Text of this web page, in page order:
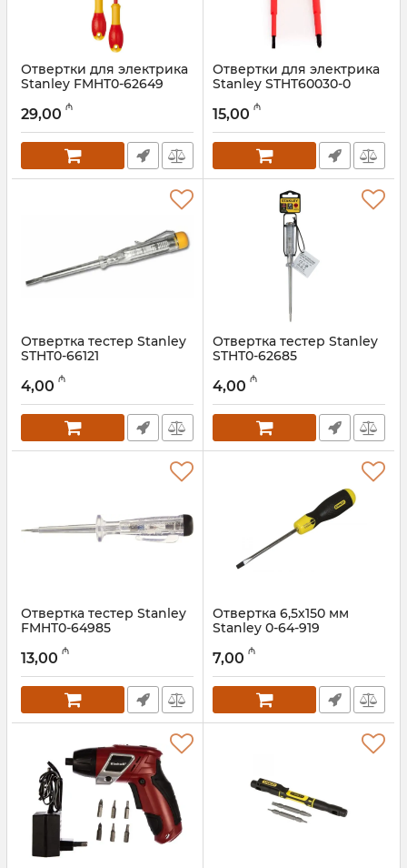
Отвертки для электрика
Stanley FMHT0-62649
29,00 ₼
Отвертки для электрика
Stanley STHT60030-0
Артикул:
15,00 ₼
Отвертка тестер Stanley
STHT0-66121
Артикул:
4,00 ₼
Отвертка тестер Stanley
STHT0-62685
Артикул:
4,00 ₼
Отвертка тестер Stanley
FMHT0-64985
Артикул:
13,00 ₼
Отвертка 6,5х150 мм
Stanley 0-64-919
Артикул:
7,00 ₼